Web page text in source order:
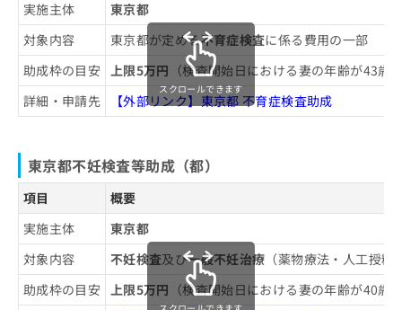
実施主体
東京都
対象内容
東京都が定める不育症検査に係る費用の一部
助成枠の目安 上限5万円 （検査開始日における妻の年齢が43
詳細・申請先
【外部リンク】東京都 不育症検査助成
スクロールできます
東京都不妊検査等助成（都）
項目
概要
実施主体
東京都
対象内容
不妊検査及び一般不妊治療 （薬物療法・人工授
助成枠の目安 上限5万円 （検査開始日における妻の年齢が40